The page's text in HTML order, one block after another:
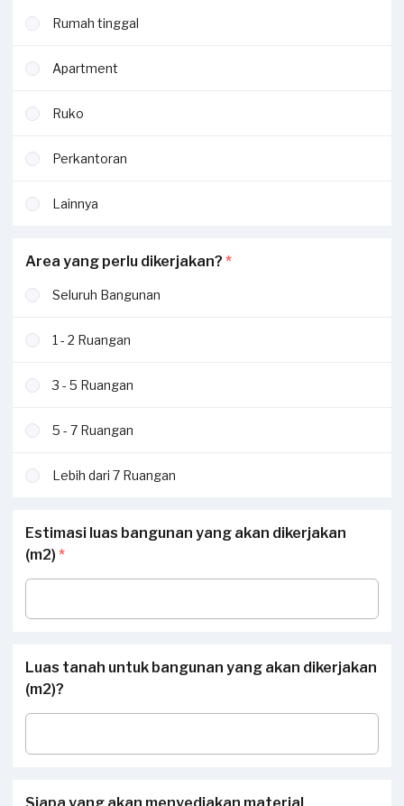
Rumah tinggal
Apartment
Ruko
Perkantoran
Lainnya
Area yang perlu dikerjakan? *
Seluruh Bangunan
1 - 2 Ruangan
3 - 5 Ruangan
5 - 7 Ruangan
Lebih dari 7 Ruangan
Estimasi luas bangunan yang akan dikerjakan
(m2) *
Luas tanah untuk bangunan yang akan dikerjakan
(m2)?